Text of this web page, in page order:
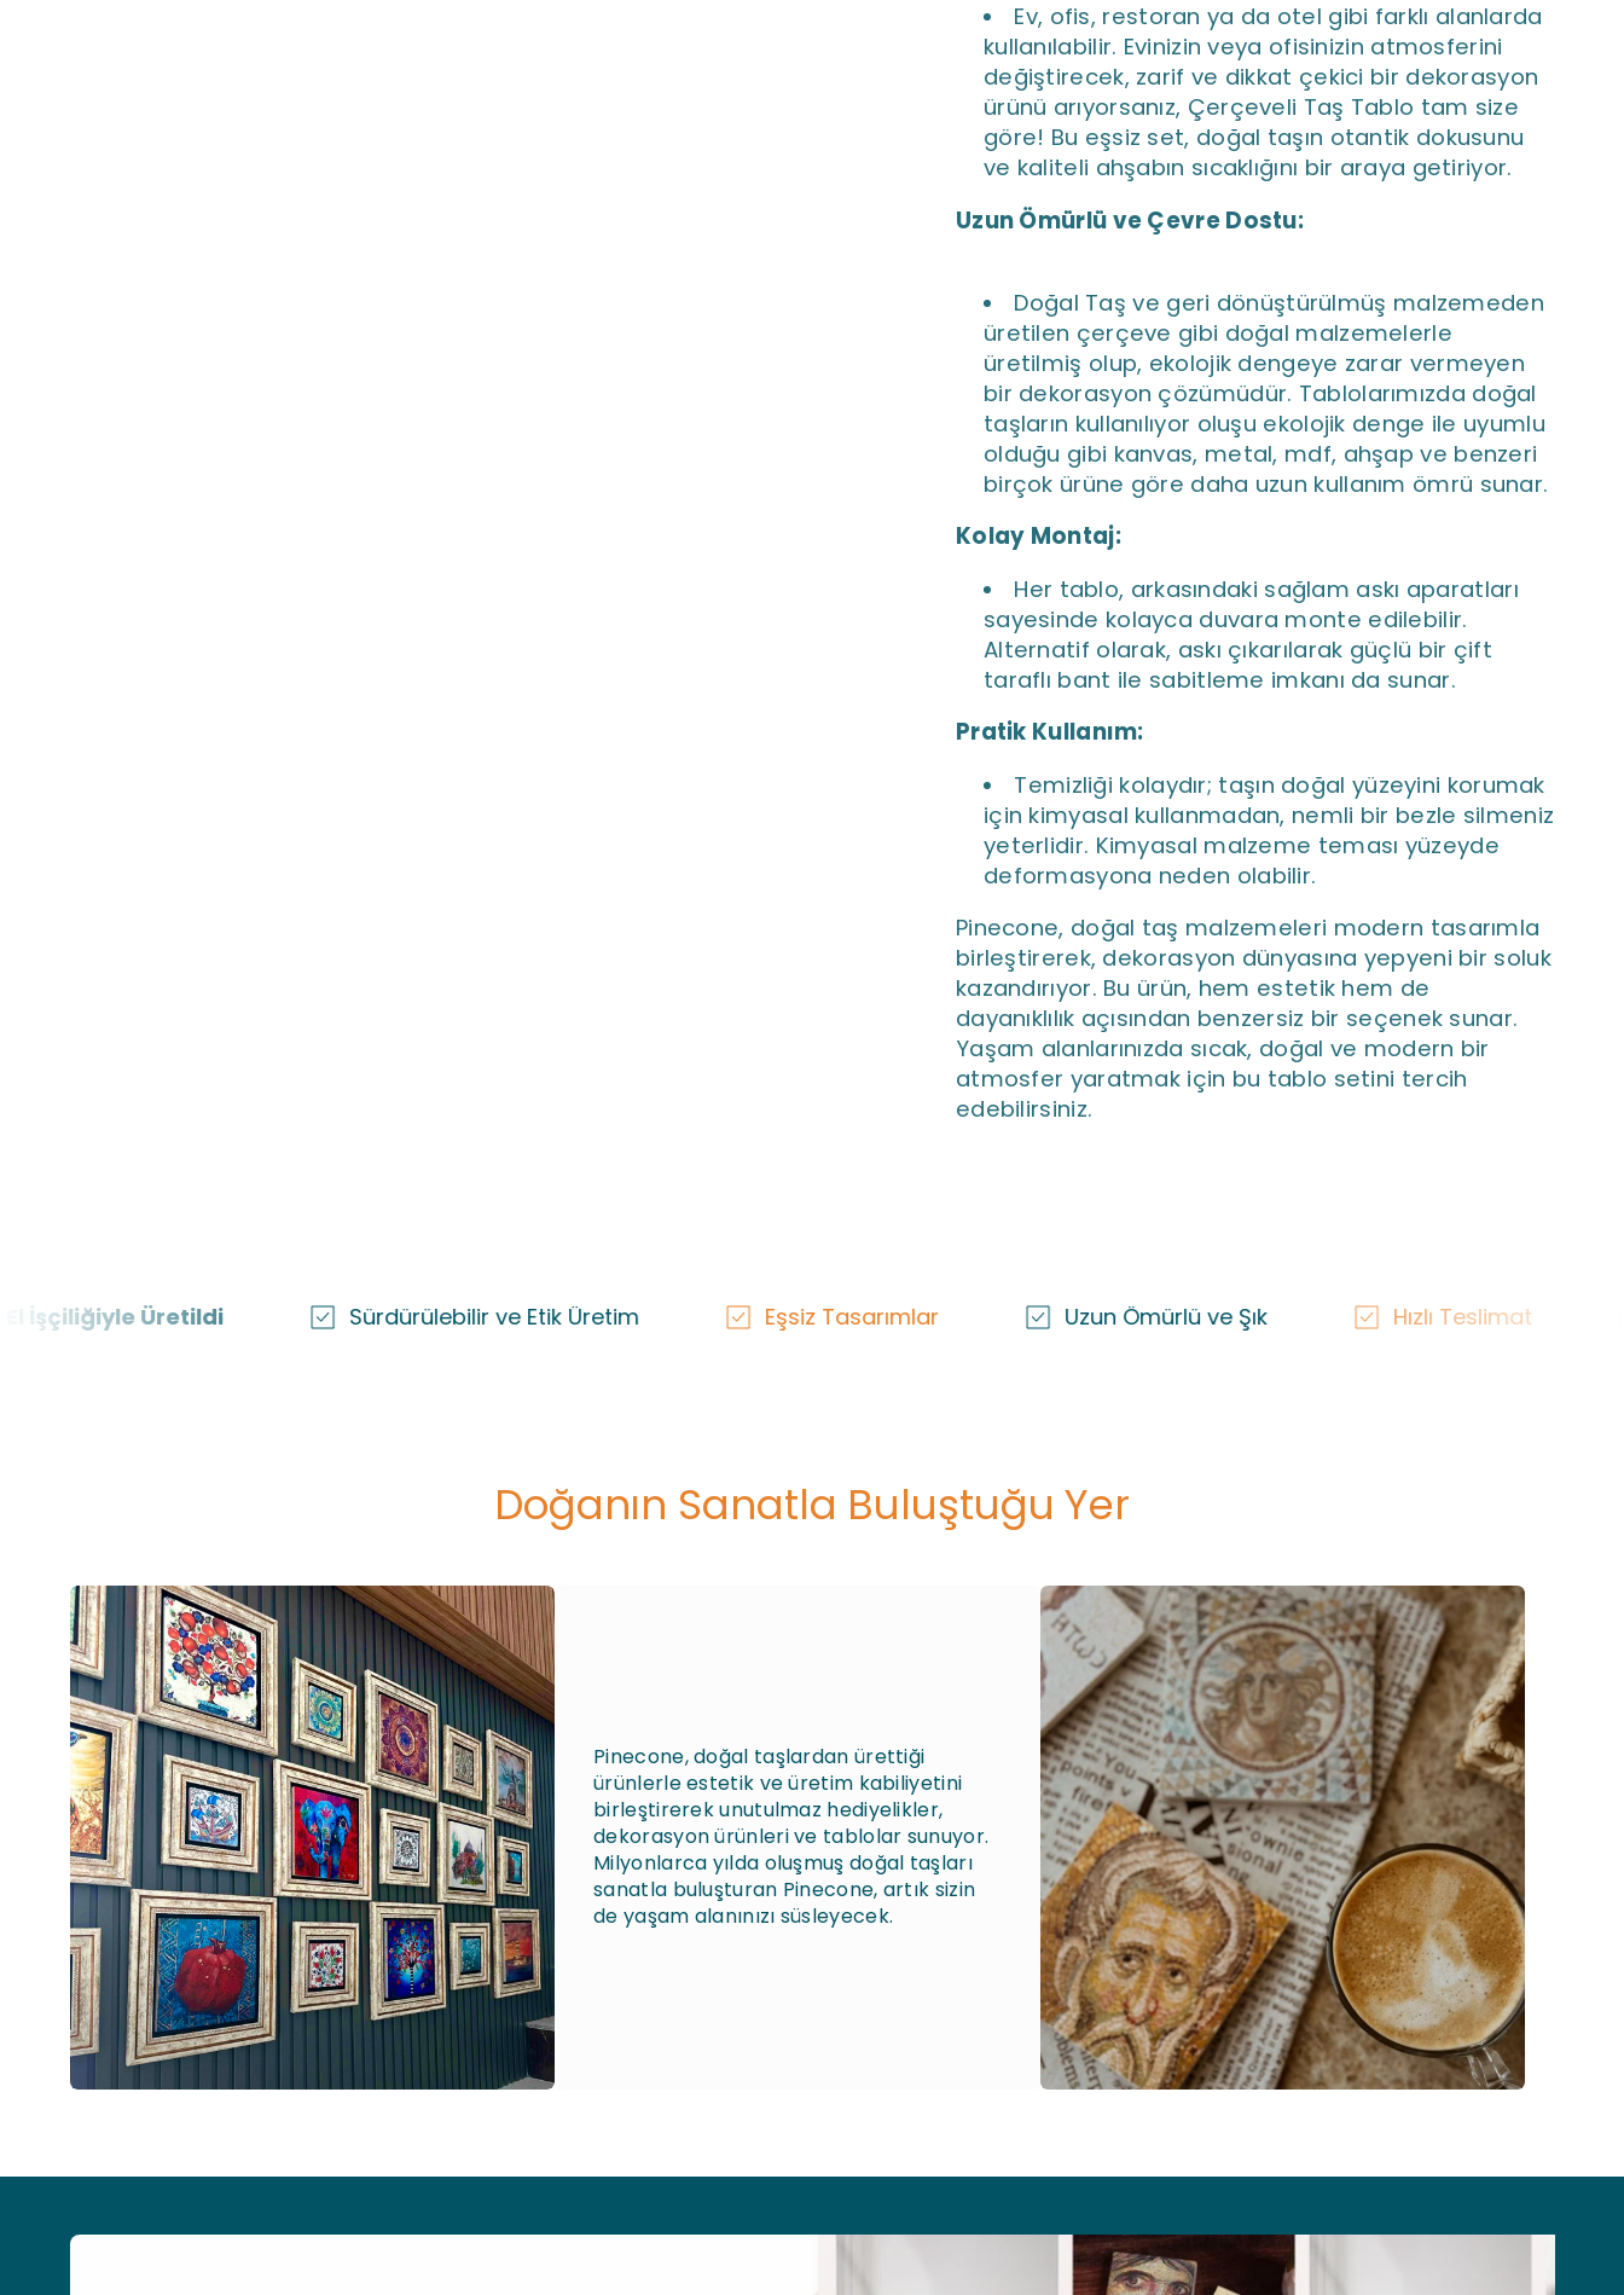
Ev, ofis, restoran ya da otel gibi farklı alanlarda
kullanılabilir. Evinizin veya ofisinizin atmosferini
değiştirecek, zarif ve dikkat çekici bir dekorasyon
ürünü arıyorsanız, Çerçeveli Taş Tablo tam size
göre! Bu eşsiz set, doğal taşın otantik dokusunu
ve kaliteli ahşabın sıcaklığını bir araya getiriyor.
Uzun Ömürlü ve Çevre Dostu:
Doğal Taş ve geri dönüştürülmüş malzemeden
üretilen çerçeve gibi doğal malzemelerle
üretilmiş olup, ekolojik dengeye zarar vermeyen
bir dekorasyon çözümüdür. Tablolarımızda doğal
taşların kullanılıyor oluşu ekolojik denge ile uyumlu
olduğu gibi kanvas, metal, mdf, ahşap ve benzeri
birçok ürüne göre daha uzun kullanım ömrü sunar.
Kolay Montaj:
Her tablo, arkasındaki sağlam askı aparatları
sayesinde kolayca duvara monte edilebilir.
Alternatif olarak, askı çıkarılarak güçlü bir çift
taraflı bant ile sabitleme imkanı da sunar.
Pratik Kullanım:
Temizliği kolaydır; taşın doğal yüzeyini korumak
için kimyasal kullanmadan, nemli bir bezle silmeniz
yeterlidir. Kimyasal malzeme teması yüzeyde
deformasyona neden olabilir.
Pinecone, doğal taş malzemeleri modern tasarımla
birleştirerek, dekorasyon dünyasına yepyeni bir soluk
kazandırıyor. Bu ürün, hem estetik hem de
dayanıklılık açısından benzersiz bir seçenek sunar.
Yaşam alanlarınızda sıcak, doğal ve modern bir
atmosfer yaratmak için bu tablo setini tercih
edebilirsiniz.
Üretildi Sürdürülebilir ve Etik Üretim Eşsiz Tasarımlar Uzun Ömürlü ve Şık Hızlı Teslimat Yerli
Doğanın Sanatla Buluştuğu Yer
Pinecone, doğal taşlardan ürettiği
ürünlerle estetik ve üretim kabiliyetini
birleştirerek unutulmaz hediyelikler,
dekorasyon ürünleri ve tablolar sunuyor.
Milyonlarca yılda oluşmuş doğal taşları
sanatla buluşturan Pinecone, artık sizin
de yaşam alanınızı süsleyecek.